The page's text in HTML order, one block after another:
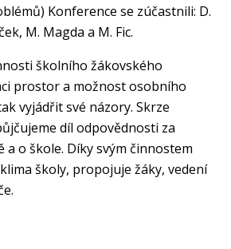
Konference se zúčastnili: D.
M. Magda a M. Fic.
školního žákovského
prostor a možnost osobního
vyjádřit své názory. Skrze
díl odpovědnosti za
o škole. Díky svým činnostem
školy, propojuje žáky, vedení